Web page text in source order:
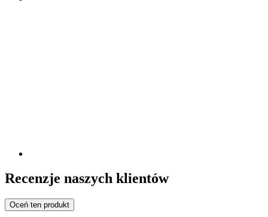
Recenzje naszych klientów
Oceń ten produkt